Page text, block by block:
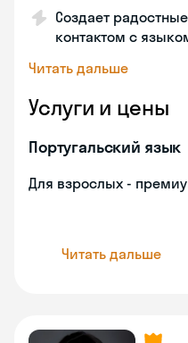
Создает
контактом с
Читать дальше
Услуги и цены
Португальский язык
Для взрослых -
Читать дальше